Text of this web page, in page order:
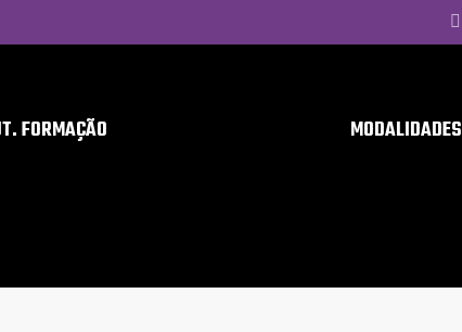
FORMAÇÃO MODALIDADES